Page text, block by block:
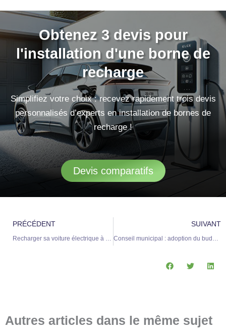
Obtenez 3 devis pour
l'installation d'une borne de
recharge
Simplifiez votre choix : recevez rapidement trois devis
personnalisés d’experts en installation de bornes de
recharge !
Devis comparatifs
Précédent
PRÉCÉDENT
Recharger sa voiture électrique à la station-service : le rôle essentiel mais limité des « bornistes »
SUIVANT
Conseil municipal : adoption du budget, nouvelles embauches et installation de bornes de recharge électrique
Autres articles dans le même sujet